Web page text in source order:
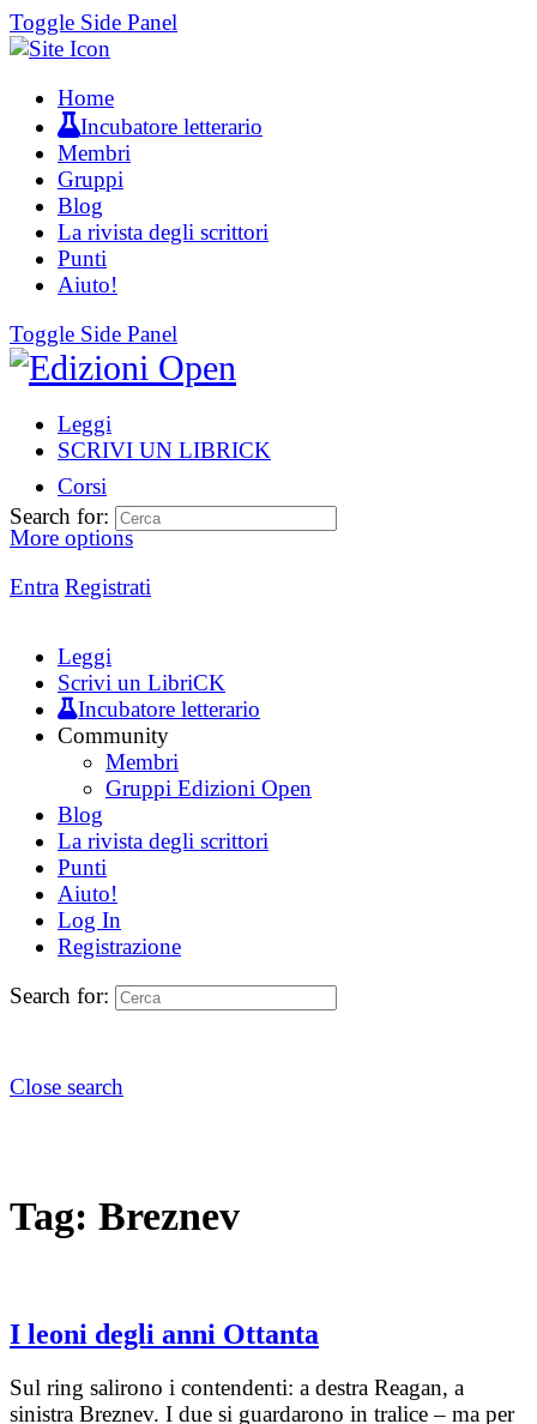
Toggle Side Panel
Home
Incubatore letterario
Membri
Gruppi
Blog
La rivista degli scrittori
Punti
Aiuto!
Toggle Side Panel
Leggi
SCRIVI UN LIBRICK
Corsi
More options
Entra Registrati
Search for:
Leggi
Scrivi un LibriCK
Incubatore letterario
Community
Membri
Gruppi Edizioni Open
Blog
La rivista degli scrittori
Punti
Aiuto!
Log In
Registrazione
Search for:
Close search
Tag: Breznev
I leoni degli anni Ottanta
Sul ring salirono i contendenti: a destra Reagan, a
sinistra Breznev. I due si guardarono in tralice – ma per